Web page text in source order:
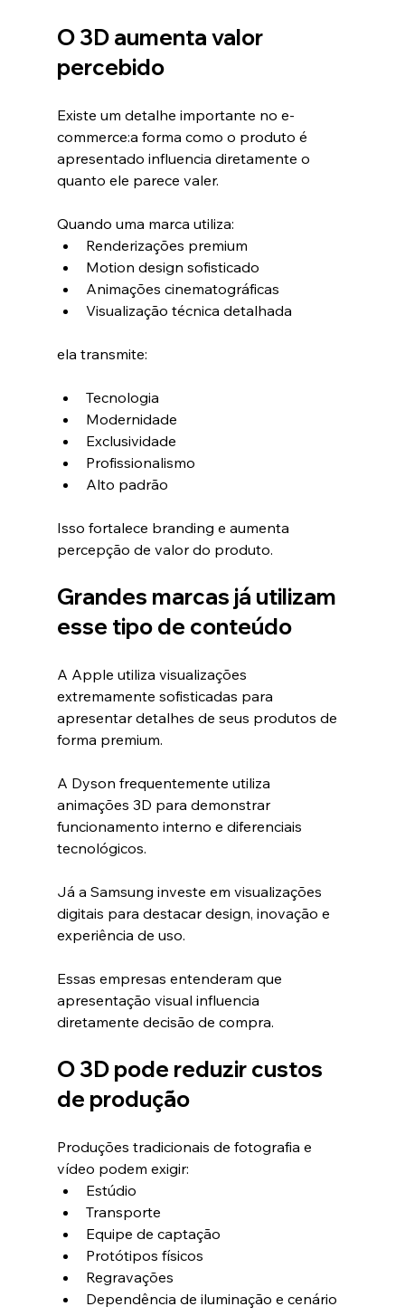
O 3D aumenta valor
percebido
Existe um detalhe importante no e-
commerce:a forma como o produto é
apresentado influencia diretamente o
quanto ele parece valer.
Quando uma marca utiliza:
Renderizações premium
Motion design sofisticado
Animações cinematográficas
Visualização técnica detalhada
ela transmite:
Tecnologia
Modernidade
Exclusividade
Profissionalismo
Alto padrão
Isso fortalece branding e aumenta
percepção de valor do produto.
Grandes marcas já utilizam
esse tipo de conteúdo
A Apple utiliza visualizações
extremamente sofisticadas para
apresentar detalhes de seus produtos de
forma premium.
A Dyson frequentemente utiliza
animações 3D para demonstrar
funcionamento interno e diferenciais
tecnológicos.
Já a Samsung investe em visualizações
digitais para destacar design, inovação e
experiência de uso.
Essas empresas entenderam que
apresentação visual influencia
diretamente decisão de compra.
O 3D pode reduzir custos
de produção
Produções tradicionais de fotografia e
vídeo podem exigir:
Estúdio
Transporte
Equipe de captação
Protótipos físicos
Regravações
Dependência de iluminação e cenário